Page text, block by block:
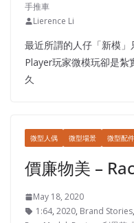
手推車
Lierence Li
最近所謂的人仔「新模
Player玩家微模玩卻是紮
久
微型人偶 微型場景 微型配件
價廉物美 –
May 18, 2020
1:64, 2020, Brand Stories,